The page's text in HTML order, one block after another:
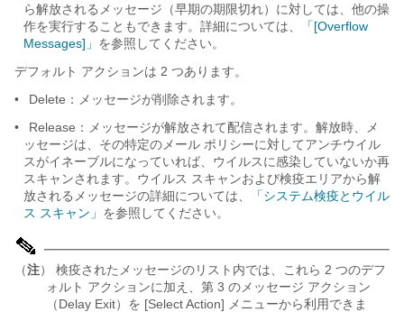
ら解放されるメッセージ（早期の期限切れ）に対しては、他の操
作を実行することもできます。詳細については、
「[Overflow
Messages]」 を参照してください。
デフォルト アクションは 2 つあります。
•
Delete ：メッセージが削除されます。
•
Release ：メッセージが解放されて配信されます。解放時、メ
ッセージは、その特定のメール ポリシーに対してアンチウイル
スがイネーブルになっていれば、ウイルスに感染していないか再
スキャンされます。ウイルス スキャンおよび検疫エリアから解
放されるメッセージの詳細については、
「システム検疫とウイル
ス スキャン」 を参照してください。
（注） 検疫されたメッセージのリスト内では、これら 2 つのデフ
ォルト アクションに加え、第 3 のメッセージ アクション
（Delay Exit）を [Select Action] メニューから利用できま